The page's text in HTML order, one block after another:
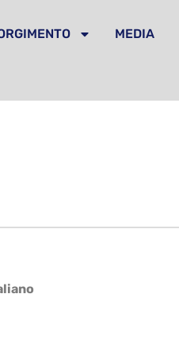
MEDIA